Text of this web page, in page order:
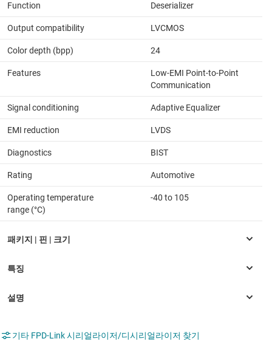
Function Deserializer
Output compatibility LVCMOS
Color depth (bpp) 24
Features
Low-EMI Point-to-Point
Communication
Signal conditioning Adaptive Equalizer
EMI reduction LVDS
Diagnostics BIST
Rating Automotive
Operating temperature
range (°C)
-40 to 105
기타 FPD-Link 시리얼라이저/디시리얼라이저 찾기